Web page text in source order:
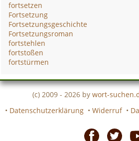
fortsetzen
Fortsetzung
Fortsetzungsgeschichte
Fortsetzungsroman
fortstehlen
fortstoßen
fortstürmen
(c) 2009 - 2026 by wort-
• Datenschutzerklärung • Widerruf •